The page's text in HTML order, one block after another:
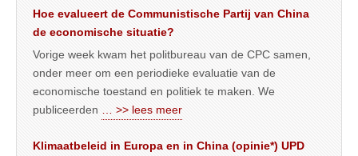
Hoe evalueert de Communistische Partij van China
de economische situatie?
Vorige week kwam het politbureau van de CPC samen,
onder meer om een periodieke evaluatie van de
economische toestand en politiek te maken. We
publiceerden
… >> lees meer
Klimaatbeleid in Europa en in China (opinie*) UPD